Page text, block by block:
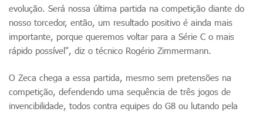
evolução. Será nossa última partida na competição diante do
nosso torcedor, então, um resultado positivo é ainda mais
importante, porque queremos voltar para a Série C o mais
rápido possível", diz o técnico Rogério Zimmermann.
O Zeca chega a essa partida, mesmo sem pretensões na
competição, defendendo uma sequência de três jogos de
invencibilidade, todos contra equipes do G8 ou lutando pela